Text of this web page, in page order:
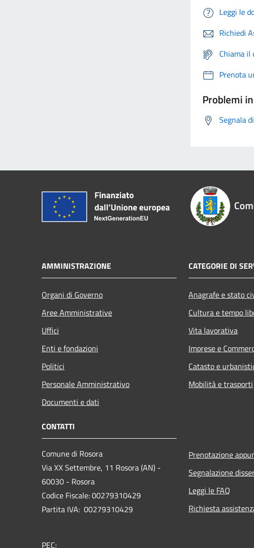
Leggi le
Richiedi
Chiama
Prenota
Problemi
Segnala
AMMINISTRAZIONE
Organi di Governo
Aree Amministrative
Uffici
Enti e fondazioni
Politici
Personale Amministrativo
Documenti e dati
CATEGORIE DI
Anagrafe e stato
Cultura e tempo
Vita lavorativa
Imprese e
Catasto e
Mobilità e trasporti
CONTATTI
Comune di Rosora
Via XX Settembre, 11 Rosora (AN) -
60030 - Rosora
Codice Fiscale: 00279310429
Partita IVA: 00279310429
PEC:
Prenotazione
Segnalazione
Leggi le FAQ
Richiesta